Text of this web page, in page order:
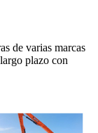
de varias marcas
plazo con